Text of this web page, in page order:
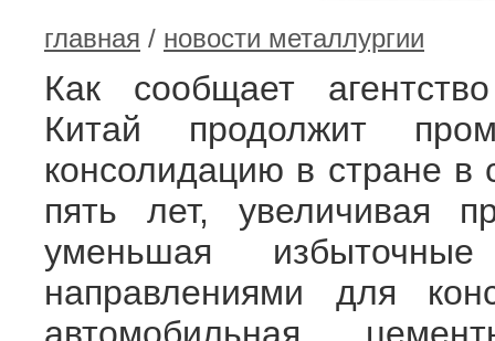
главная / новости металлургии
Как сообщает
Китай продолжит
консолидацию в стране в
пять лет, увеличивая
уменьшая
направлениями для